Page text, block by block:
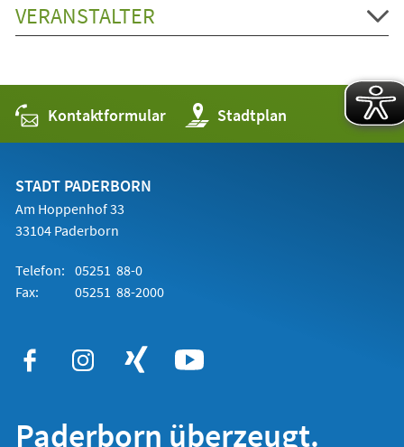
VERANSTALTER
Kontaktformular Stadtplan
(Öffnet
in
einem
STADT PADERBORN
Am Hoppenhof 33
33104 Paderborn
Telefon: 05251 88-0
Fax:
05251 88-2000
Paderborn überzeugt.